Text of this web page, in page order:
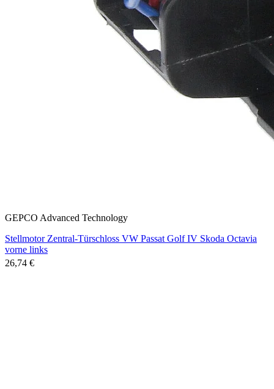
GEPCO Advanced Technology
Stellmotor Zentral-Türschloss VW Passat Golf IV Skoda Octavia
vorne links
26,74 €